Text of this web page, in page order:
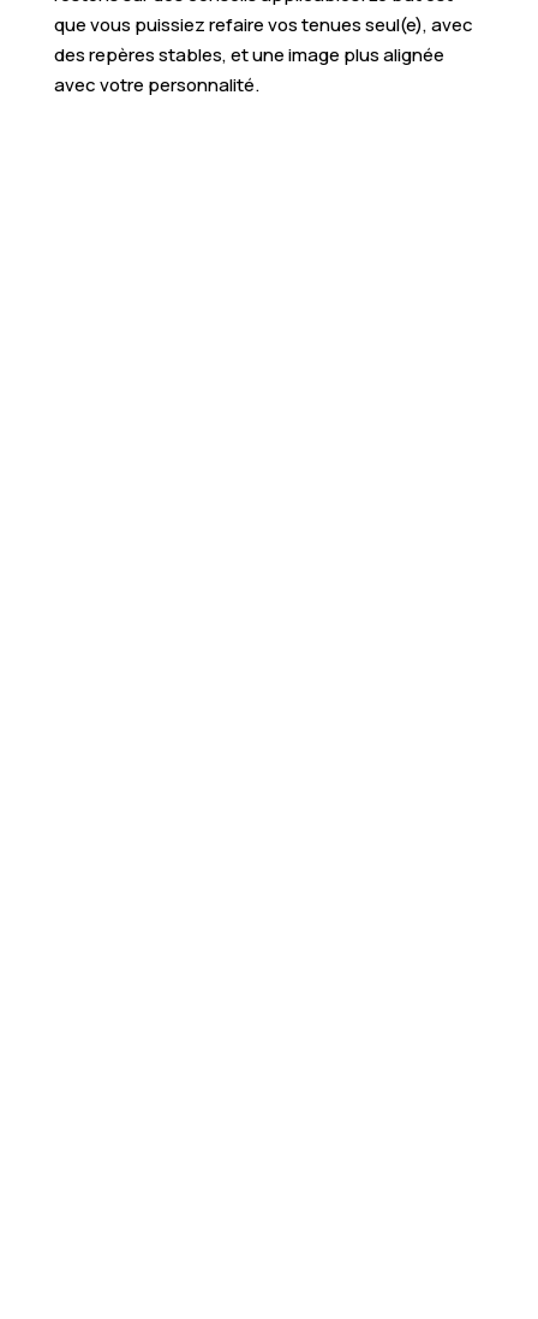
que vous puissiez refaire vos tenues seul(e), avec
des repères stables, et une image plus alignée
avec votre personnalité.